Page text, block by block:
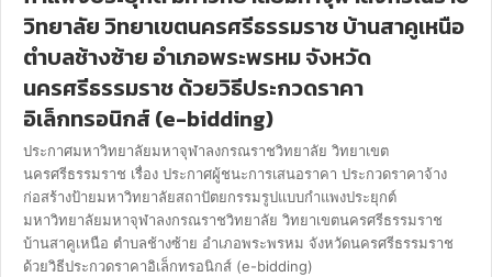
วิทยาลัย วิทยาเขตนครศรีธรรมราช บ้านสาคูเหนือ
ตำบลช้างซ้าย อำเภอพระพรหม จังหวัด
นครศรีธรรมราช ด้วยวิธีประกวดราคา
อิเล็กทรอนิกส์ (e-bidding)
ประกาศมหาวิทยาลัยมหาจุฬาลงกรณราชวิทยาลัย วิทยาเขต
นครศรีธรรมราช เรื่อง ประกาศผู้ชนะการเสนอราคา ประกวดราคาจ้าง
ก่อสร้างป้ายมหาวิทยาลัยสถาปัตยกรรมรูปแบบกำแพงประยุกต์
มหาวิทยาลัยมหาจุฬาลงกรณราชวิทยาลัย วิทยาเขตนครศรีธรรมราช
บ้านสาคูเหนือ ตำบลช้างซ้าย อำเภอพระพรหม จังหวัดนครศรีธรรมราช
ด้วยวิธีประกวดราคาอิเล็กทรอนิกส์ (e-bidding)